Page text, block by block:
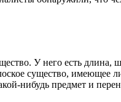
У него есть
существо,
нибудь предмет и